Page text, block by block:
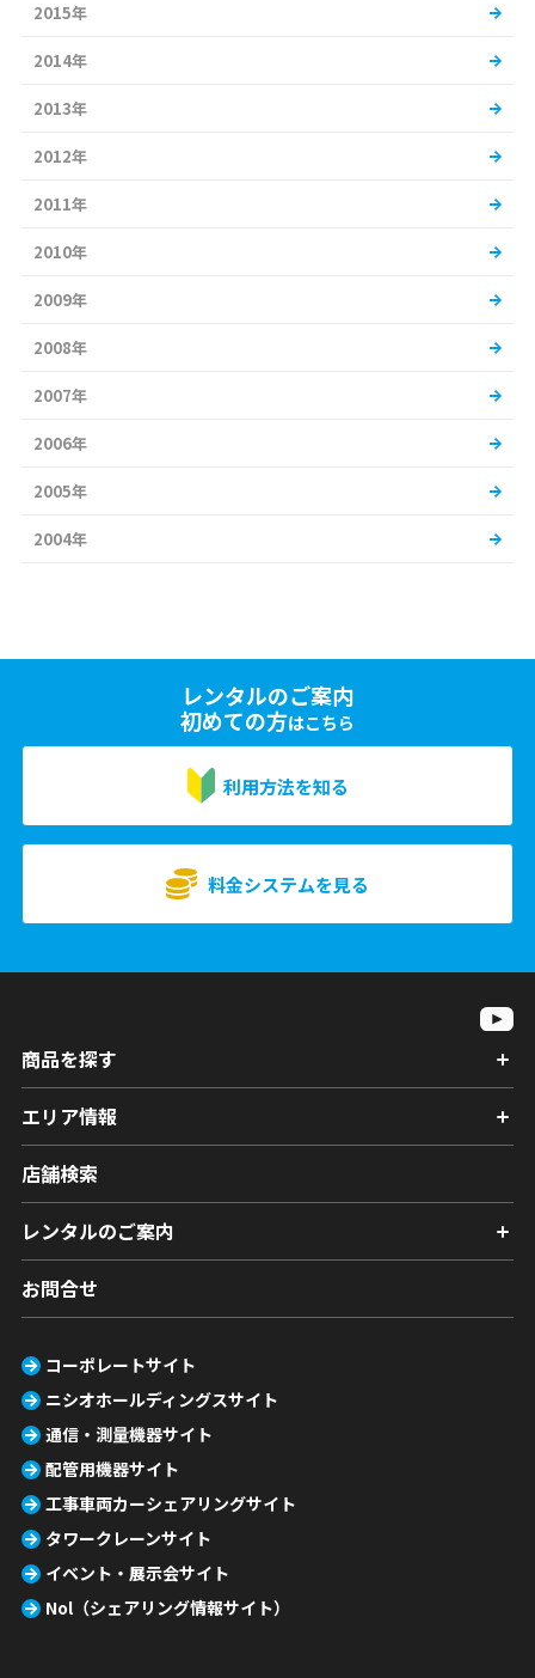
2015年
2014年
2013年
2012年
2011年
2010年
2009年
2008年
2007年
2006年
2005年
2004年
レンタルのご案内
初めての方はこちら
利用方法を知る
料金システムを見る
商品を探す
エリア情報
店舗検索
レンタルのご案内
お問合せ
コーポレートサイト
ニシオホールディングスサイト
通信・測量機器サイト
配管用機器サイト
工事車両カーシェアリングサイト
タワークレーンサイト
イベント・展示会サイト
Nol（シェアリング情報サイト）